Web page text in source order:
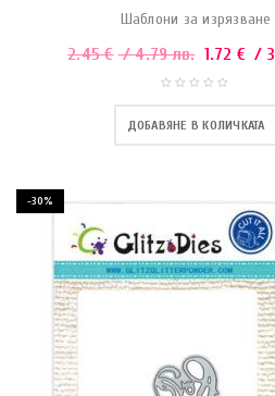
Шаблони за изрязване
2.45€ / 4.79 лв. 1.72 € /
ДОБАВЯНЕ В КОЛИЧКАТА
-30%